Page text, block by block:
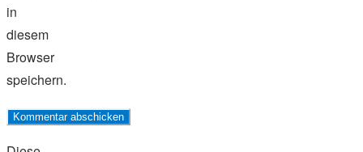
in
diesem
Browser
speichern.